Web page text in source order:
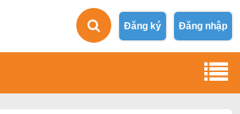
Đăng ký Đăng nhập